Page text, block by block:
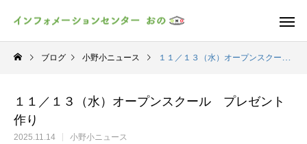
ブログ 小野小ニュース １１／１３（水）オープンスクール プレゼント作り
１１／１３（水）オープンスクール プレゼント
作り
2025.11.14 小野小ニュース